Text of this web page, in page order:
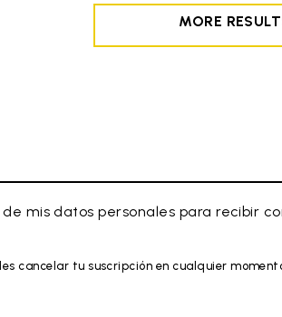
MORE
mis datos personales para recibir
cancelar tu suscripción en cualquier